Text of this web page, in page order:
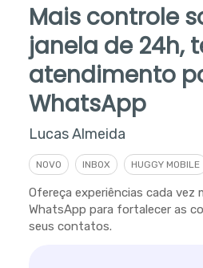
Mais controle
janela de 24h,
atendimento
WhatsApp
Lucas Almeida
NOVO INBOX HUGGY MOBILE
Ofereça experiências cada vez
WhatsApp para fortalecer as
seus contatos.